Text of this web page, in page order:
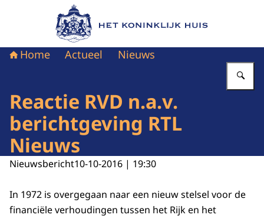
Naar de homepage van Het Koninklijk Huis
Home Actueel Nieuws
Reactie RVD n.a.v.
berichtgeving RTL
Nieuws
Nieuwsbericht10-10-2016 | 19:30
In 1972 is overgegaan naar een nieuw stelsel voor de
financiële verhoudingen tussen het Rijk en het